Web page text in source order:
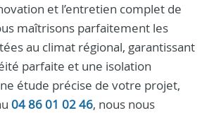
et l’entretien complet de
maîtrisons parfaitement les
au climat régional, garantissant
parfaite et une isolation
étude précise de votre projet,
04 86 01 02 46, nous nous